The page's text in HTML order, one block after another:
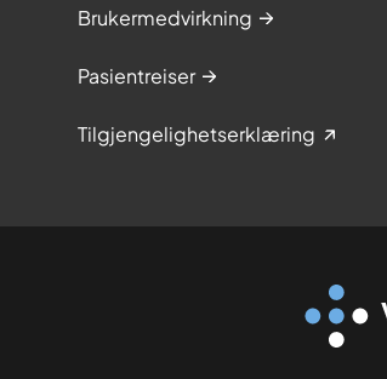
Brukermedvirkning
Pasientreiser
Tilgjengelighetserklæring